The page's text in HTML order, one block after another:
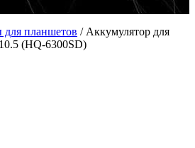
для планшетов / Аккумулятор для
(HQ-6300SD)